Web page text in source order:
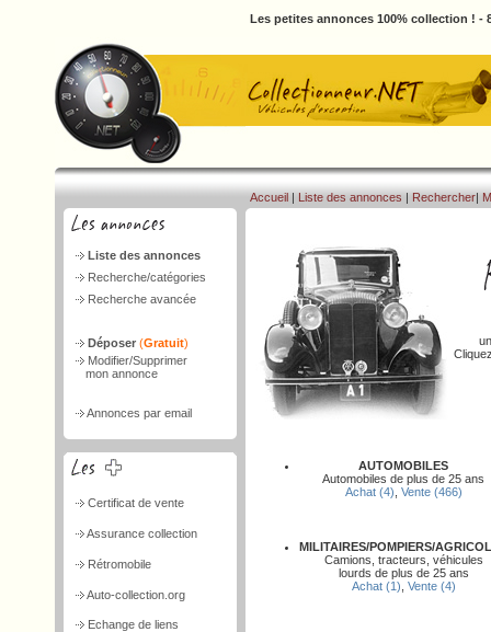
Les petites annonces 100% collection ! -
Liste des annonces
Recherche/catégories
Recherche avancée
Déposer (Gratuit)
Modifier/Supprimer
mon annonce
Annonces par email
Certificat de vente
Assurance collection
Rétromobile
Auto-collection.org
Echange de liens
Accueil | Liste des annonces | Rechercher|
AUTOMOBILES
Automobiles de plus de 25 ans
Achat (4) Vente (466)
MILITAIRES/POMPIERS/
Camions, tracteurs, véhicules
lourds de plus de 25 ans
Achat (1) Vente (4)